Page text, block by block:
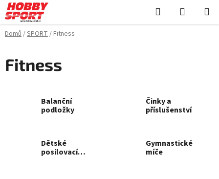
Přejít
na
obsah
Hledat
KOŠÍK
Domů/SPORT/Fitness
Fitness
Balanční
podložky
Činky a
příslušenství
Dětské
posilovací
Gymnastické
míče